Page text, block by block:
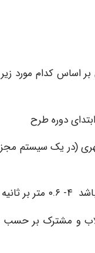
کدام مورد
یک سیستم مجزا)
مشترک بر حسب متر